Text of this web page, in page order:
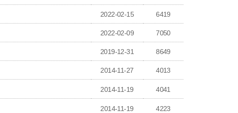
2022-02-15 6419
2022-02-09 7050
2019-12-31 8649
2014-11-27 4013
2014-11-19 4041
2014-11-19 4223